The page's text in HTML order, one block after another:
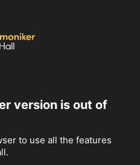
version is out of
to use all the features